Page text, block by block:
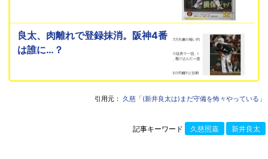
良太、肉離れで登録抹消。阪神4番
は誰に…？
引用元： 久慈「(新井良太は)まだ守備を怖々やっている」
記事キーワード 久慈照嘉 新井良太